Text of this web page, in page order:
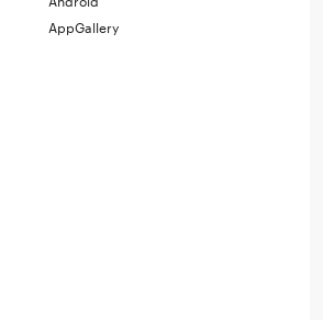
AppGallery